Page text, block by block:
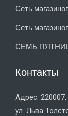
Сеть
Сеть
СЕМЬ
Контакты
Адрес:
ул. Льва